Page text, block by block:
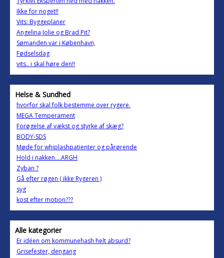
Ikke for noget!!
Vits: Byggeplaner
Angelina Jolie og Brad Pit?
Sømanden var i København,
Fødselsdag
vits.. i skal høre den!!
Helse & Sundhed
hvorfor skal folk bestemme over rygere.
MEGA Temperament
Forøgelse af vækst og styrke af skæg?
BODY-SDS
Møde for whiplashpatienter og pårørende
Hold i nakken....ARGH
Zyban ?
Gå efter røgen ( ikke Rygeren )
syg
kost efter motion???
Alle kategorier
Er idéen om kommunehash helt absurd?
Grisefester, dengang